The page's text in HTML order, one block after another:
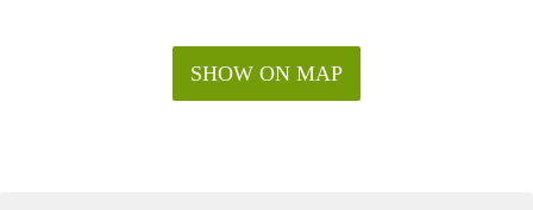
SHOW ON MAP